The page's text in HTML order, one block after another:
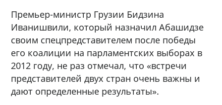
Премьер-министр Грузии Бидзина
Иванишвили, который назначил Абашидзе
своим спецпредставителем после победы
его коалиции на парламентских выборах в
2012 году, не раз отмечал, что «встречи
представителей двух стран очень важны и
дают определенные результаты».